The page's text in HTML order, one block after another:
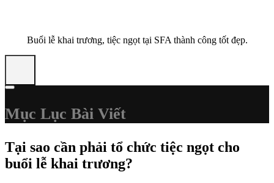
Buổi lễ khai trương, tiệc ngọt tại SFA thành công tốt đẹp.
Mục Lục Bài Viết
Tại sao cần phải tổ chức tiệc ngọt cho
buổi lễ khai trương?